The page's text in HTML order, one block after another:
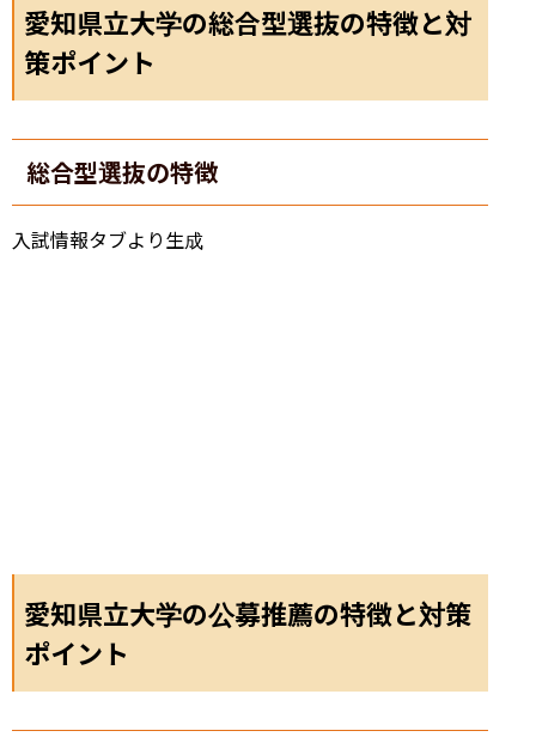
愛知県立大学の総合型選抜の特徴と対
策ポイント
総合型選抜の特徴
入試情報タブより生成
愛知県立大学の公募推薦の特徴と対策
ポイント